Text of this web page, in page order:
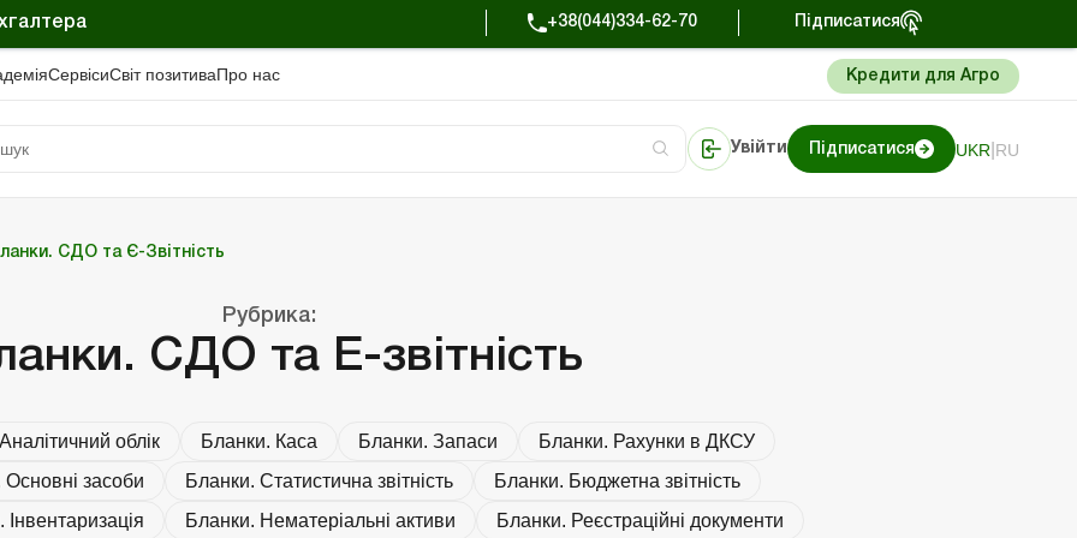
+38(044)334-62-70 Підписатися
СервісиСвiт позитиваПро нас Кредити для Агро
Увійти Підписатися UKR RU
СДО та Є-Звітність
Рубрика:
СДО та Е-звітність
облік Бланки. Каса Бланки. Запаси
Бланки. Рахунки в ДКСУ
Основні засоби Бланки. Статистична звітність
Бланки. Бюджетна звітність
Інвентаризація Бланки. Нематеріальні активи
Бланки. Реєстраційні документи